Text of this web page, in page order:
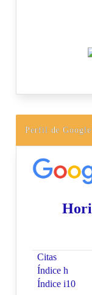
Perfil de